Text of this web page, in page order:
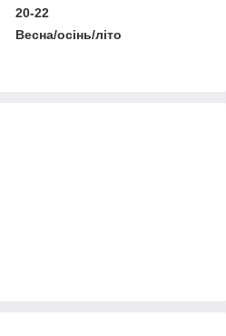
20-22
Весна/осінь/літо